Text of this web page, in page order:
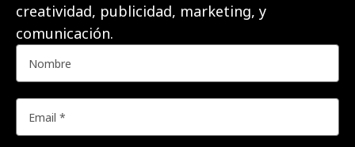
creatividad, publicidad, marketing, y
comunicación.